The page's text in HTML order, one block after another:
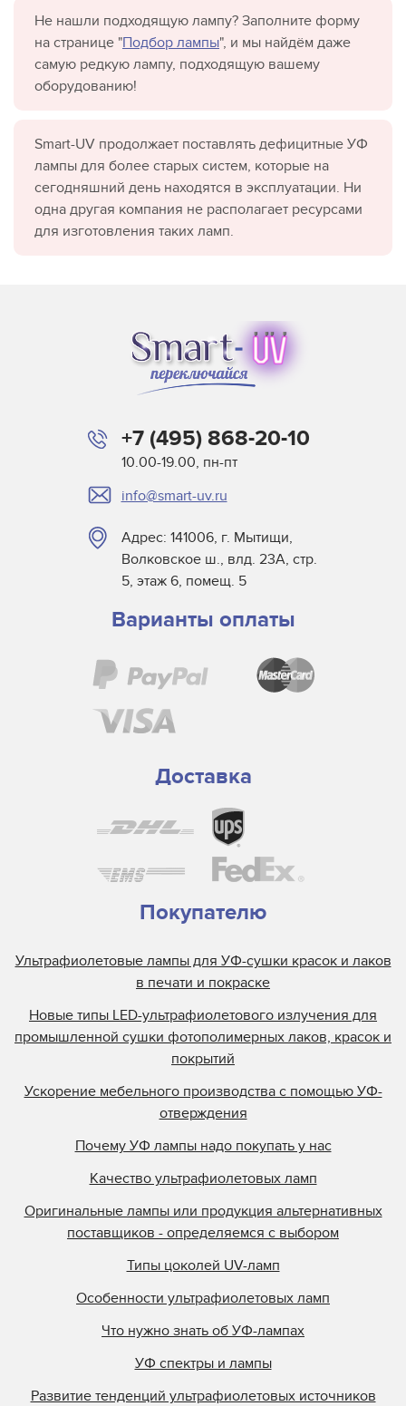
Не нашли подходящую лампу? Заполните форму
на странице "Подбор лампы", и мы найдём даже
самую редкую лампу, подходящую вашему
оборудованию!
Smart-UV продолжает поставлять дефицитные УФ
лампы для более старых систем, которые на
сегодняшний день находятся в эксплуатации. Ни
одна другая компания не располагает ресурсами
для изготовления таких ламп.
+7 (495) 868-20-10
10.00-19.00, пн-пт
info@smart-uv.ru
Адрес: 141006, г. Мытищи,
Волковское ш., влд. 23А, стр.
5, этаж 6, помещ. 5
Варианты оплаты
Доставка
Покупателю
Ультрафиолетовые лампы для УФ-сушки красок и лаков
в печати и покраске
Новые типы LED-ультрафиолетового излучения для
промышленной сушки фотополимерных лаков, красок и
покрытий
Ускорение мебельного производства с помощью УФ-
отверждения
Почему УФ лампы надо покупать у нас
Качество ультрафиолетовых ламп
Оригинальные лампы или продукция альтернативных
поставщиков - определяемся с выбором
Типы цоколей UV-ламп
Особенности ультрафиолетовых ламп
Что нужно знать об УФ-лампах
УФ спектры и лампы
Развитие тенденций ультрафиолетовых источников